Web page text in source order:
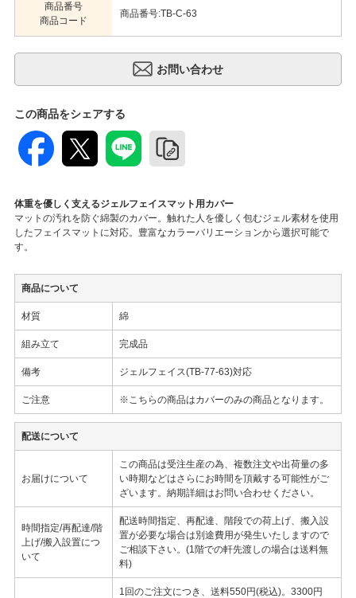
商品番号
商品コード
商品番号:TB-C-63
この商品をシェアする
体重を優しく支えるジェルフェイスマット用カバー
マットの汚れを防ぐ綿製のカバー。触れた人を優しく包むジェル素材を使用
したフェイスマットに対応。豊富なカラーバリエーションから選択可能で
す。
商品について
材質 綿
組み立て 完成品
備考 ジェルフェイス(TB-77-63)対応
ご注意 ※こちらの商品はカバーのみの商品となります。
配送について
お届けについて
この商品は受注生産の為、複数注文や出荷量の多
い時期などはさらにお時間を頂戴する可能性がご
ざいます。納期詳細はお問い合わせください。
時間指定/再配達/階
上げ/搬入設置につ
いて
配送時間指定、再配達、階段での荷上げ、搬入設
置が必要な場合は別途費用が発生いたしますので
ご相談下さい。(1階での軒先渡しの場合は送料無
料)
1回のご注文につき、送料550円(税込)。3300円